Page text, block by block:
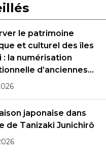
le patrimoine
et culturel des îles
: la numérisation
d’anciennes
japonaise dans
de Tanizaki Junichirô